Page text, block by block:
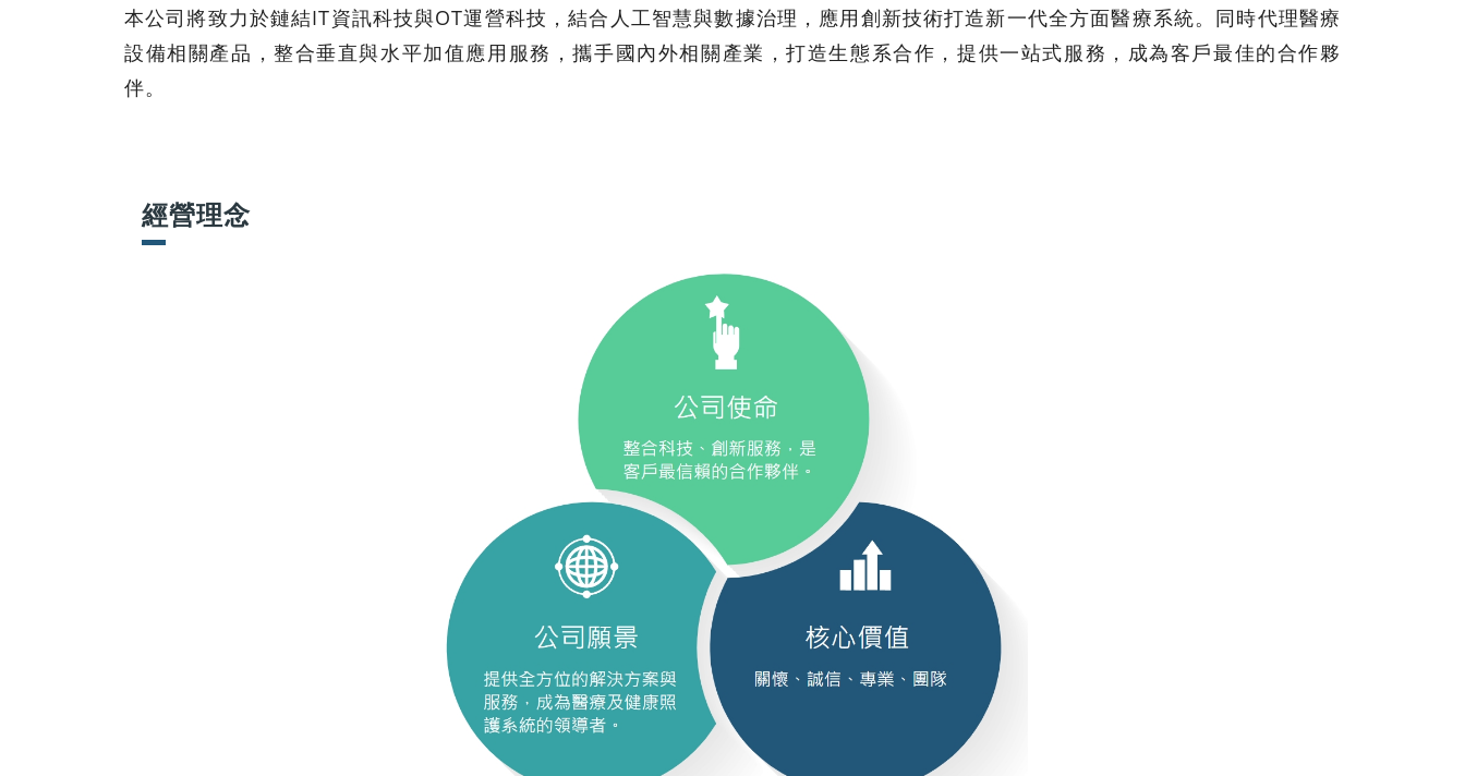
本公司將致力於鏈結IT資訊科技與OT運營科技，結合人工智慧與數據治理，應用創新技術打造新一代全方面醫療系統。同時代理醫療
設備相關產品，整合垂直與水平加值應用服務，攜手國內外相關產業，打造生態系合作，提供一站式服務，成為客戶最佳的合作夥
伴。
經營理念